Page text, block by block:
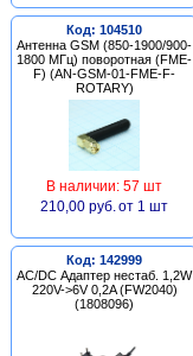
Код: 104510
Антенна GSM (850-1900/900-
1800 МГц) поворотная (FME-
F) (AN-GSM-01-FME-F-
ROTARY)
В наличии: 57 шт
210,00 руб. от 1 шт
Код: 142999
AC/DC Адаптер нестаб. 1,2W
220V->6V 0,2A (FW2040)
(1808096)